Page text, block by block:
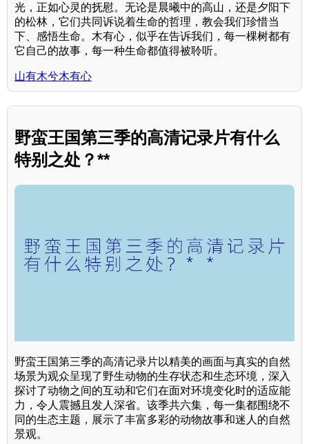
光，正如心灵的抚慰。无论是晨曦中的高山，还是夕阳下
的松林，它们共同诉说着生命的哲理，教会我们珍惜当
下、感悟生命。木有心，似乎在告诉我们，每一棵树都有
它自己的故事，每一种生命都值得被聆听。
山有木兮木有心
野蛮王国第三季的高清记录片有什么
特别之处？**
野蛮王国第三季的高清记录片以精美的画面与真实的自然
场景为观众呈现了野生动物的生存状态和生态环境，深入
探讨了动物之间的互动和它们在面对环境变化时的适应能
力，令人震撼且发人深省。该季共六集，每一集都围绕不
同的生态主题，展示了丰富多彩的动物故事和迷人的自然
景观。